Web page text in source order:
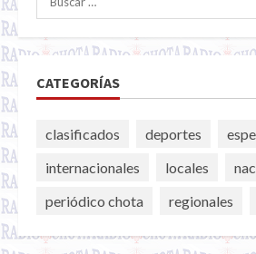
CATEGORÍAS
clasificados deportes
internacionales
locales
periódico chota
regionales